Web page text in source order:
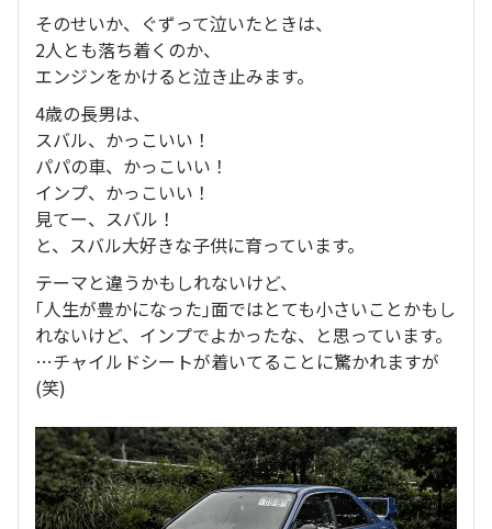
そのせいか、ぐずって泣いたときは、
2人とも落ち着くのか、
エンジンをかけると泣き止みます。
4歳の長男は、
スバル、かっこいい！
パパの車、かっこいい！
インプ、かっこいい！
見てー、スバル！
と、スバル大好きな子供に育っています。
テーマと違うかもしれないけど、
｢人生が豊かになった｣面ではとても小さいことかもし
れないけど、インプでよかったな、と思っています。
…チャイルドシートが着いてることに驚かれますが
(笑)